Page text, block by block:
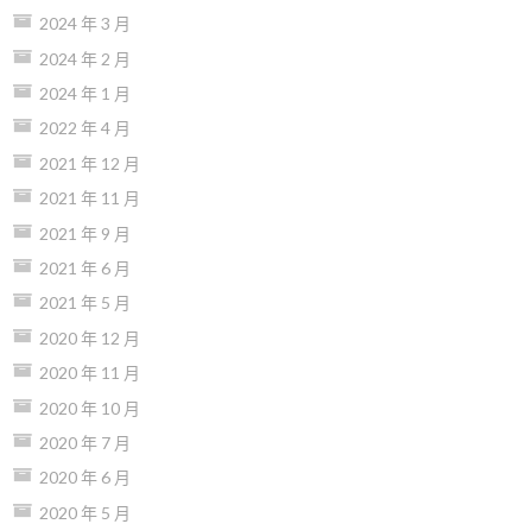
2024 年 3 月
2024 年 2 月
2024 年 1 月
2022 年 4 月
2021 年 12 月
2021 年 11 月
2021 年 9 月
2021 年 6 月
2021 年 5 月
2020 年 12 月
2020 年 11 月
2020 年 10 月
2020 年 7 月
2020 年 6 月
2020 年 5 月